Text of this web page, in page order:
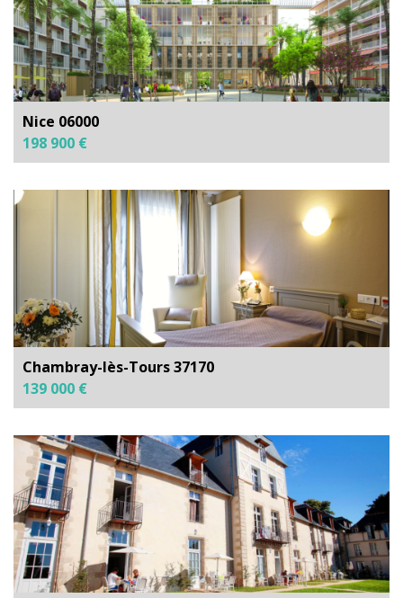
Nice 06000
198 900 €
Chambray-lès-Tours 37170
139 000 €